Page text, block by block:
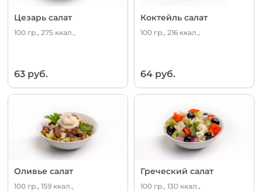
Цезарь салат
100 гр., 275 ккал.,
63 руб.
Коктейль салат
100 гр., 216 ккал.,
64 руб.
Оливье салат
100 гр., 159 ккал.,
Греческий салат
100 гр., 130 ккал.,